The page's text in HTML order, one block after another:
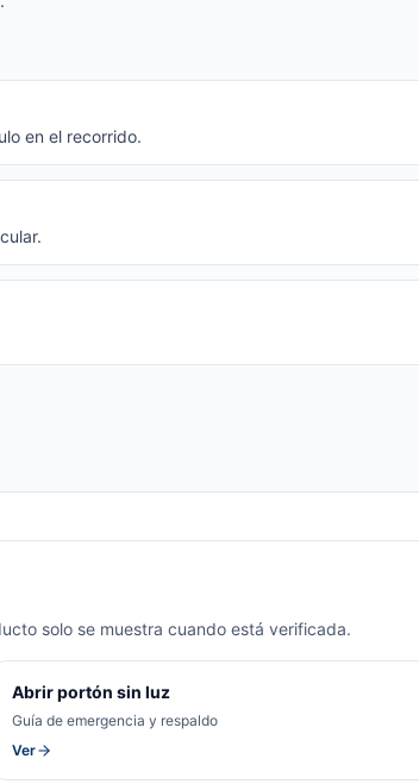
en el recorrido.
solo se muestra cuando está verificada.
Abrir portón sin luz
Guía de emergencia y respaldo
Ver